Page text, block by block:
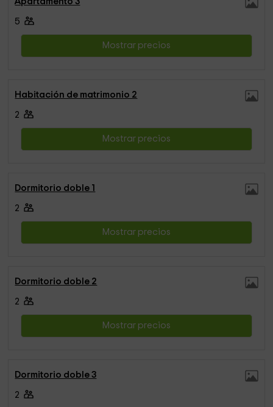
5
Mostrar precios
Habitación de matrimonio 2
2
Mostrar precios
Dormitorio doble 1
2
Mostrar precios
Dormitorio doble 2
2
Mostrar precios
Dormitorio doble 3
2